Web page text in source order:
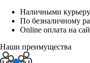
Наличными
По безналичному
Online оплата на
Наши преимущества